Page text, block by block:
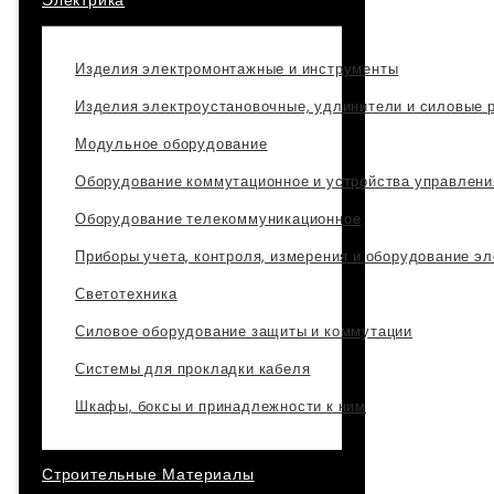
Изделия электромонтажные и инструменты
Изделия электроустановочные, удлинители и силовые
Модульное оборудование
Оборудование коммутационное и устройства
Оборудование телекоммуникационное
Приборы учета, контроля, измерения и оборудование
Светотехника
Силовое оборудование защиты и коммутации
Системы для прокладки кабеля
Шкафы, боксы и принадлежности к ним
Строительные Материалы